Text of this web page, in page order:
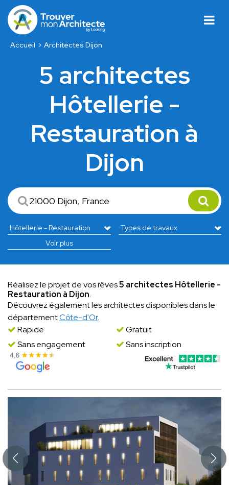
Accueil Architectes Dijon
5 architectes
Hôtellerie -
Restauration à
Dijon
Voir plus
Réalisez le projet de vos rêves5 architectes Hôtellerie -
Restauration à Dijon.
Découvrez également les architectes disponibles dans le
départementCôte-d'Or.
Rapide
Gratuit
Sans engagement
Sans inscription